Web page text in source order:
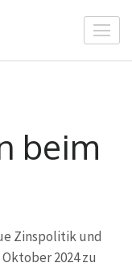
beim
Zinspolitik und
2024 zu